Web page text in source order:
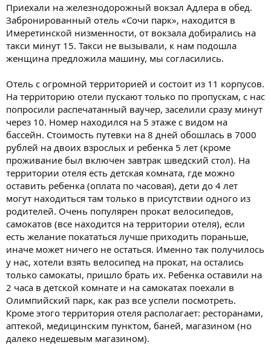
Приехали на железнодорожный вокзал Адлера в обед.
Забронированный отель «Сочи парк», находится в
Имеретинской низменности, от вокзала добирались на
такси минут 15. Такси не вызывали, к нам подошла
женщина предложила машину, мы согласились.
Отель с огромной территорией и состоит из 11 корпусов.
На территорию отели пускают только по пропускам, с нас
попросили распечатанный ваучер, заселили сразу минут
через 10. Номер находился на 5 этаже с видом на
бассейн. Стоимость путевки на 8 дней обошлась в 7000
рублей на двоих взрослых и ребенка 5 лет (кроме
проживание был включен завтрак шведский стол). На
территории отеля есть детская комната, где можно
оставить ребенка (оплата по часовая), дети до 4 лет
могут находиться там только в присутствии одного из
родителей. Очень популярен прокат велосипедов,
самокатов (все находится на территории отеля), если
есть желание покататься лучше приходить пораньше,
иначе может ничего не остаться. Именно так получилось
у нас, хотели взять велосипед на прокат, на остались
только самокаты, пришло брать их. Ребенка оставили на
2 часа в детской комнате и на самокатах поехали в
Олимпийский парк, как раз все успели посмотреть.
Кроме этого территория отеля располагает: ресторанами,
аптекой, медицинским пунктом, баней, магазином (но
далеко недешевым магазином).